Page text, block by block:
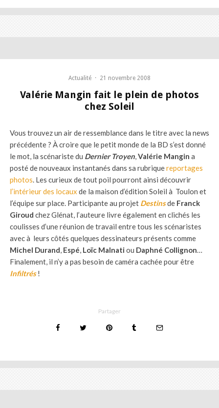
Actualité · 21 novembre 2008
Valérie Mangin fait le plein de photos
chez Soleil
Vous trouvez un air de ressemblance dans le titre avec la news
précédente ? À croire que le petit monde de la BD s’est donné
le mot, la scénariste du Dernier Troyen Valérie Mangin a
posté de nouveaux instantanés dans sa rubriquereportages
photos . Les curieux de tout poil pourront ainsi découvrir
l’intérieur des locaux de la maison d’édition Soleil à Toulon et
l’équipe sur place. Participante au projet Destinsde Franck
Giroud chez Glénat , l’auteure livre également en clichés les
coulisses d’une réunion de travail entre tous les scénaristes
avec à leurs côtés quelques dessinateurs présents comme
Michel Durand Espé Loïc Malnati ou Daphné Collignon
Finalement, il n’y a pas besoin de caméra cachée pour être
Infiltrés!
Partager